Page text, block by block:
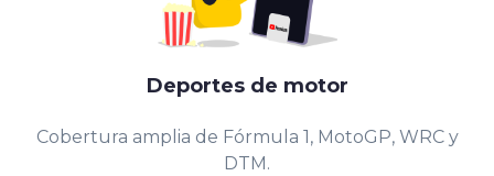
Deportes de motor
Cobertura amplia de Fórmula 1, MotoGP, WRC y
DTM.